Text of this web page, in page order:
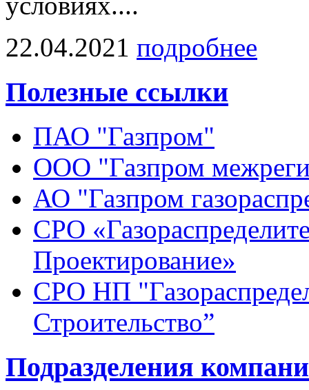
22.04.2021 подробнее
Полезные ссылки
ПАО "Газпром"
ООО "Газпром
АО "Газпром
СРО
Проектирование»
СРО НП
Строительство”
Подразделения